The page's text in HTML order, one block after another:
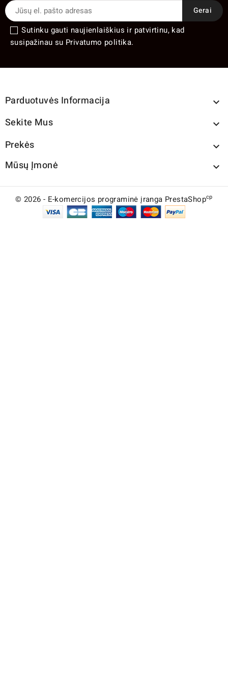
Sutinku gauti naujienlaiškius ir patvirtinu, kad
susipažinau su Privatumo politika.
Parduotuvės Informacija 
Sekite Mus 
Prekės 
Mūsų Įmonė 
© 2026 - E-komercijos programinė įranga PrestaShopcp